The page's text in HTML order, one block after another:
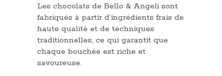
Les chocolats de Bello & Angeli sont
fabriqués à partir d’ingrédients frais de
haute qualité et de techniques
traditionnelles, ce qui garantit que
chaque bouchée est riche et
savoureuse.